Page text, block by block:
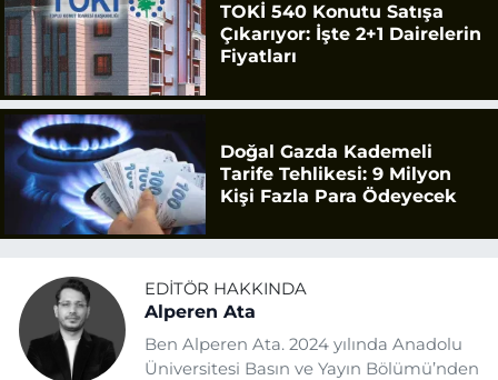
TOKİ 540 Konutu Satışa
Çıkarıyor: İşte 2+1 Dairelerin
Fiyatları
Doğal Gazda Kademeli
Tarife Tehlikesi: 9 Milyon
Kişi Fazla Para Ödeyecek
EDITÖR HAKKINDA
Alperen Ata
Ben Alperen Ata. 2024 yılında Anadolu
Üniversitesi Basın ve Yayın Bölümü’nden